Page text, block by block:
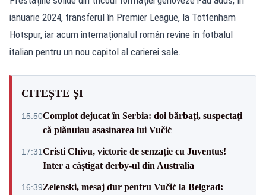
ianuarie 2024, transferul în Premier League, la Tottenham
Hotspur, iar acum internaționalul român revine în fotbalul
italian pentru un nou capitol al carierei sale.
CITEȘTE ȘI
15:50Complot dejucat în Serbia: doi bărbați, suspectați
că plănuiau asasinarea lui Vučić
17:31Cristi Chivu, victorie de senzație cu Juventus!
Inter a câștigat derby-ul din Australia
16:39Zelenski, mesaj dur pentru Vučić la Belgrad: